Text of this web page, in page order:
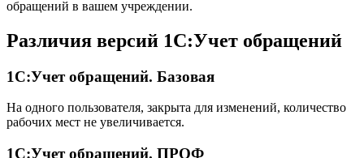
обращений в вашем учреждении.
Различия версий 1С:Учет обращений
1С:Учет обращений. Базовая
На одного пользователя, закрыта для изменений, количество
рабочих мест не увеличивается.
1С:Учет обращений. ПРОФ